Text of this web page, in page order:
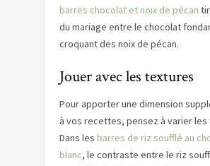
barres chocolat et noix de pécan
du mariage entre le chocolat
croquant des noix de pécan.
Jouer avec les textures
Pour apporter une dimension
à vos recettes, pensez à varier les
Dans les barres de riz soufflé au
blanc, le contraste entre le riz